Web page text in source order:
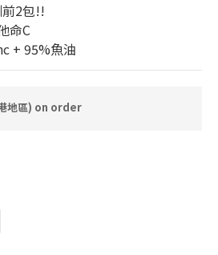
2包!!
命C
+ 95%魚油
地區) on order